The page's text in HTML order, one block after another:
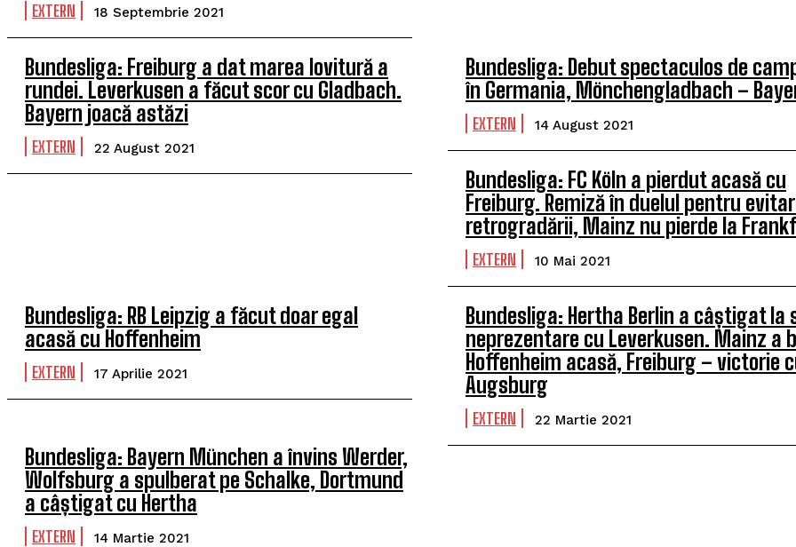
EXTERN 18 Septembrie 2021
Bundesliga: Freiburg a dat marea lovitură a
rundei. Leverkusen a făcut scor cu Gladbach.
Bayern joacă astăzi
EXTERN 22 August 2021
Bundesliga: Debut spectaculos de
în Germania, Mönchengladbach –
EXTERN 14 August 2021
Bundesliga: FC Köln a pierdut acasă cu
Freiburg. Remiză în duelul pentru
retrogradării, Mainz nu pierde la
EXTERN 10 Mai 2021
Bundesliga: RB Leipzig a făcut doar egal
acasă cu Hoffenheim
EXTERN 17 Aprilie 2021
Bundesliga: Hertha Berlin a câștigat la
neprezentare cu Leverkusen. Mainz a
Hoffenheim acasă, Freiburg – victorie
Augsburg
EXTERN 22 Martie 2021
Bundesliga: Bayern München a învins Werder,
Wolfsburg a spulberat pe Schalke, Dortmund
a câștigat cu Hertha
EXTERN 14 Martie 2021